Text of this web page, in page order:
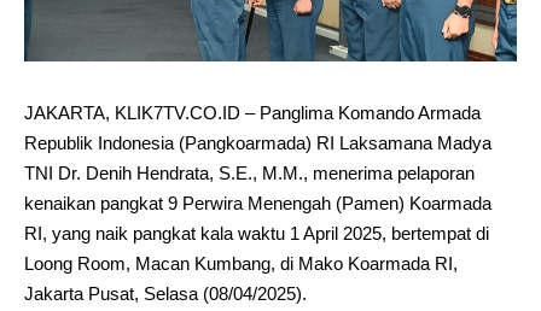
JAKARTA, KLIK7TV.CO.ID – Panglima Komando Armada
Republik Indonesia (Pangkoarmada) RI Laksamana Madya
TNI Dr. Denih Hendrata, S.E., M.M., menerima pelaporan
kenaikan pangkat 9 Perwira Menengah (Pamen) Koarmada
RI, yang naik pangkat kala waktu 1 April 2025, bertempat di
Loong Room, Macan Kumbang, di Mako Koarmada RI,
Jakarta Pusat, Selasa (08/04/2025).